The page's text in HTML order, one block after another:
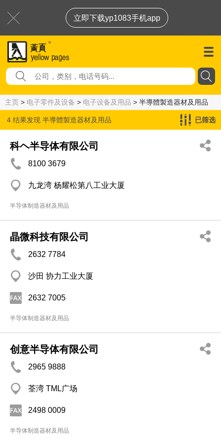
立即下载yp1083手机app
主页 > 电子零件及设备 > 电子设备及用品 > 半導體製造器材及用品
4 结果发现 半導體製造器材及用品 已筛选
科ヘ半导体有限公司
8100 3679
九龙湾 杨耀松第八工业大厦
半导体制造器材及用品
晶微科技有限公司
2632 7784
沙田 协力工业大厦
2632 7005
半导体制造器材及用品
创意半导体有限公司
2965 9888
荃湾 TML广场
2498 0009
半导体制造器材及用品